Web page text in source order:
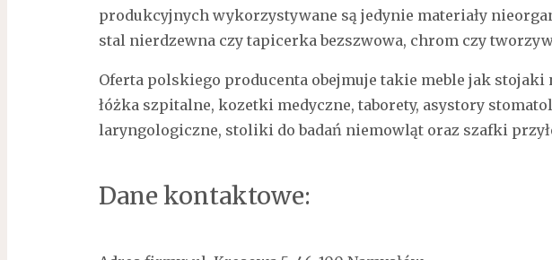
produkcyjnych wykorzystywane są jedynie materiały
stal nierdzewna czy tapicerka bezszwowa, chrom czy
Oferta polskiego producenta obejmuje takie meble jak
łóżka szpitalne, kozetki medyczne, taborety, asystory
laryngologiczne, stoliki do badań niemowląt oraz szafki
Dane kontaktowe: